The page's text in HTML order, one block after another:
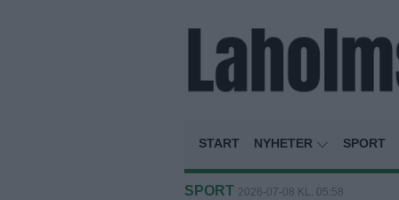
START NYHETER SPORT
SPORT 2026-07-08 KL. 05:58